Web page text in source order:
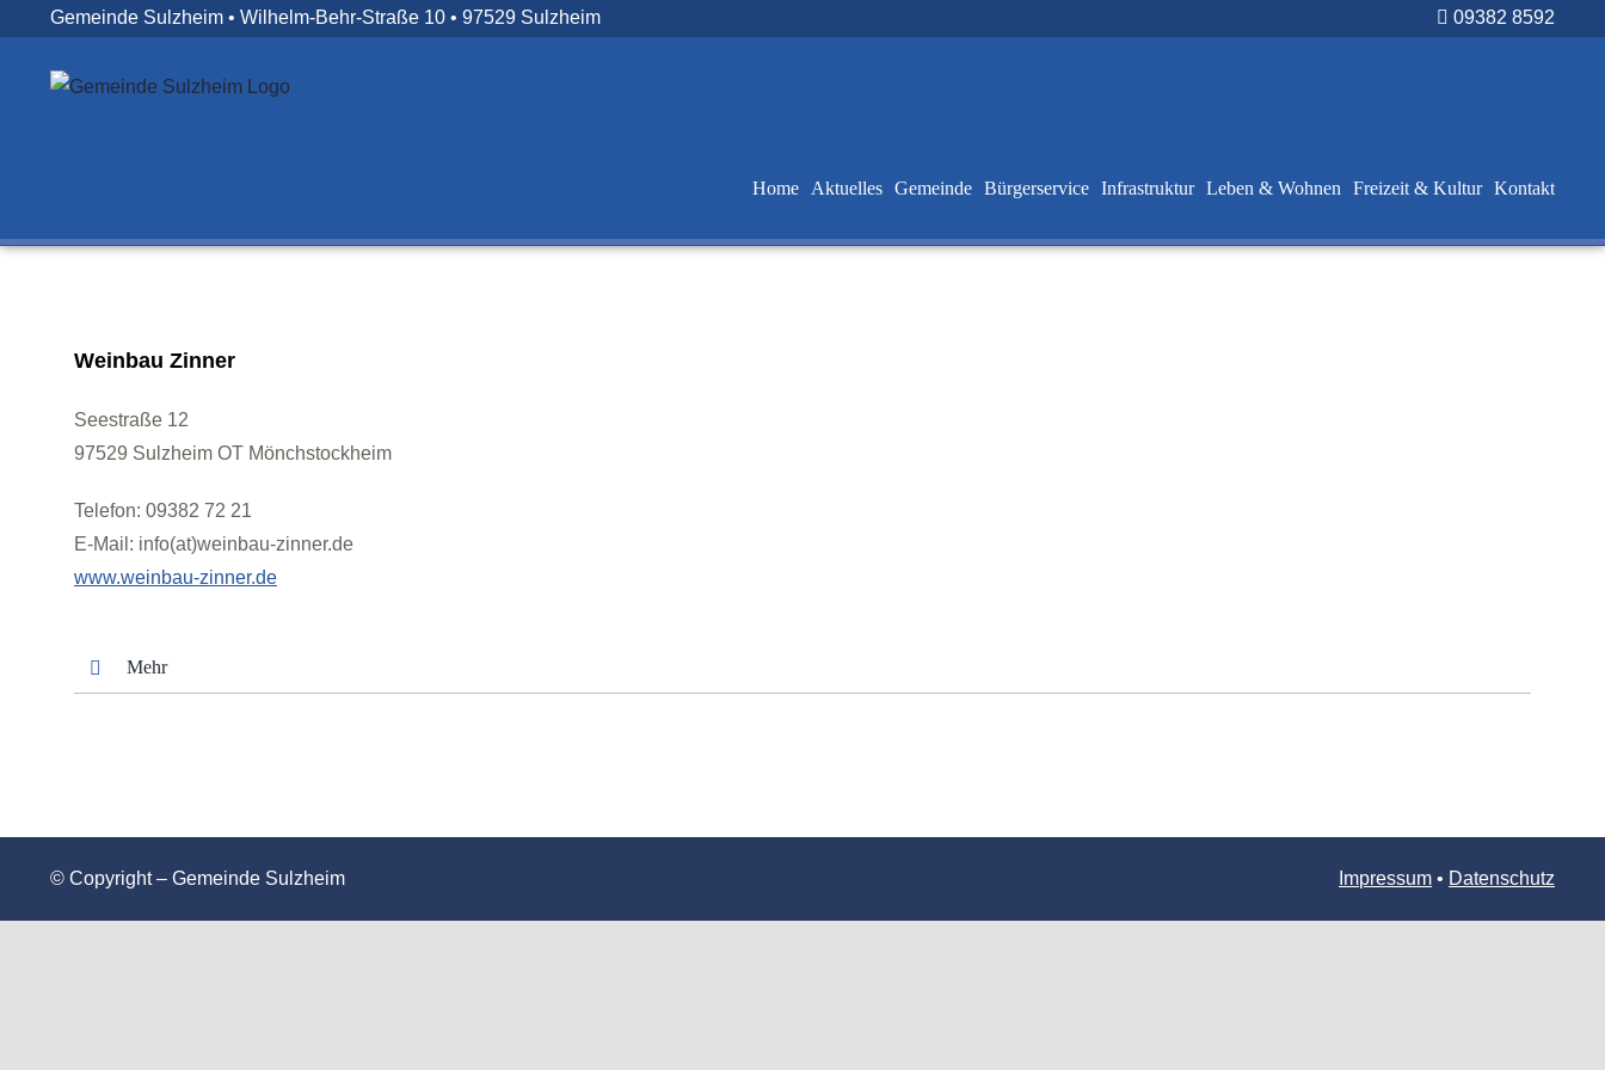
springen
Gemeinde Sulzheim • Wilhelm-Behr-Straße 10 • 97529 Sulzheim 09382 8592
Home Aktuelles Gemeinde Bürgerservice Infrastruktur Leben & Wohnen Freizeit & Kultur Kontakt
Weinbau Zinner
Seestraße 12
97529 Sulzheim OT Mönchstockheim
Telefon: 09382 72 21
E-Mail: info(at)weinbau-zinner.de
www.weinbau-zinner.de
Mehr
© Copyright – Gemeinde Sulzheim Impressum • Datenschutz